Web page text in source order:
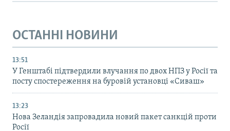
ОСТАННІ НОВИНИ
13:51
У Генштабі підтвердили влучання по двох НПЗ у Росії та
посту спостереження на буровій установці «Сиваш»
13:23
Нова Зеландія запровадила новий пакет санкцій проти
Росії